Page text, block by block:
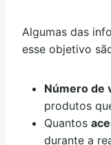
Algumas das
esse objetivo
Número de
produtos
Quantos
durante a